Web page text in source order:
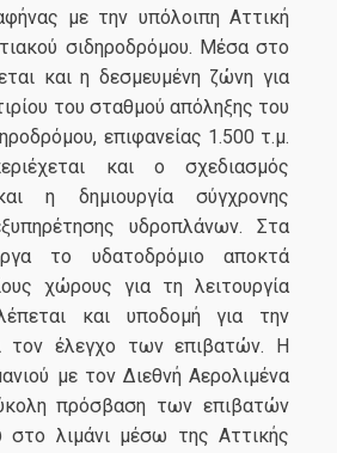
με την υπόλοιπη Αττική
σιδηροδρόμου. Μέσα στο
και η δεσμευμένη ζώνη για
του σταθμού απόληξης του
επιφανείας 1.500 τ.μ.
και ο σχεδιασμός
η δημιουργία σύγχρονης
υδροπλάνων. Στα
το υδατοδρόμιο αποκτά
χώρους για τη λειτουργία
και υποδομή για την
τον έλεγχο των επιβατών. Η
με τον Διεθνή Αερολιμένα
πρόσβαση των επιβατών
στο λιμάνι μέσω της Αττικής